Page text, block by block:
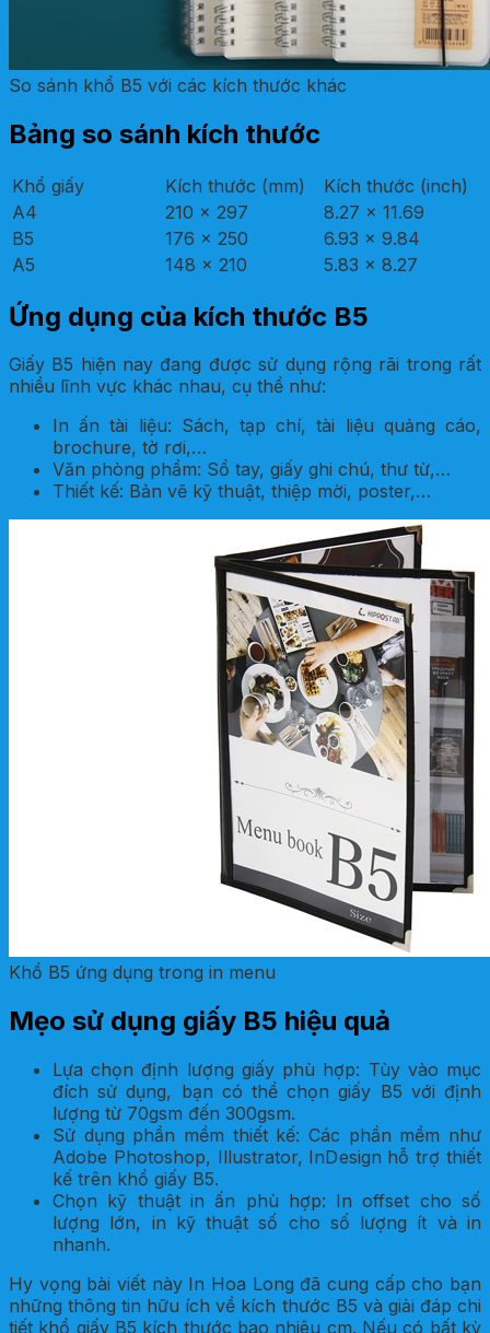
So sánh khổ B5 với các kích thước khác
Bảng so sánh kích thước
Khổ giấy Kích thước (mm)
Kích thước (inch)
A4
210 x 297
8.27 x 11.69
B5
176 x 250
6.93 x 9.84
A5
148 x 210 5.83 x 8.27
Ứng dụng của kích thước B5
Giấy B5 hiện nay đang được sử dụng rộng rãi trong rất
nhiều lĩnh vực khác nhau, cụ thể như:
In ấn tài liệu: Sách, tạp chí, tài liệu quảng cáo,
brochure, tờ rơi,…
Văn phòng phẩm: Sổ tay, giấy ghi chú, thư từ,…
Thiết kế: Bản vẽ kỹ thuật, thiệp mời, poster,…
Khổ B5 ứng dụng trong in menu
Mẹo sử dụng giấy B5 hiệu quả
Lựa chọn định lượng giấy phù hợp: Tùy vào mục
đích sử dụng, bạn có thể chọn giấy B5 với định
lượng từ 70gsm đến 300gsm.
Sử dụng phần mềm thiết kế: Các phần mềm như
Adobe Photoshop, Illustrator, InDesign hỗ trợ thiết
kế trên khổ giấy B5.
Chọn kỹ thuật in ấn phù hợp: In offset cho số
lượng lớn, in kỹ thuật số cho số lượng ít và in
nhanh.
Hy vọng bài viết này In Hoa Long đã cung cấp cho bạn
những thông tin hữu ích về kích thước B5 và giải đáp chi
tiết khổ giấy B5 kích thước bao nhiêu cm. Nếu có bất kỳ